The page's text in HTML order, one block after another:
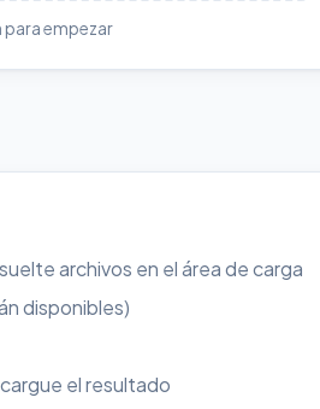
para empezar
archivos en el área de carga
disponibles)
el resultado